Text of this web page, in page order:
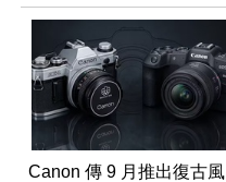
Canon 傳 9 月推出復古風